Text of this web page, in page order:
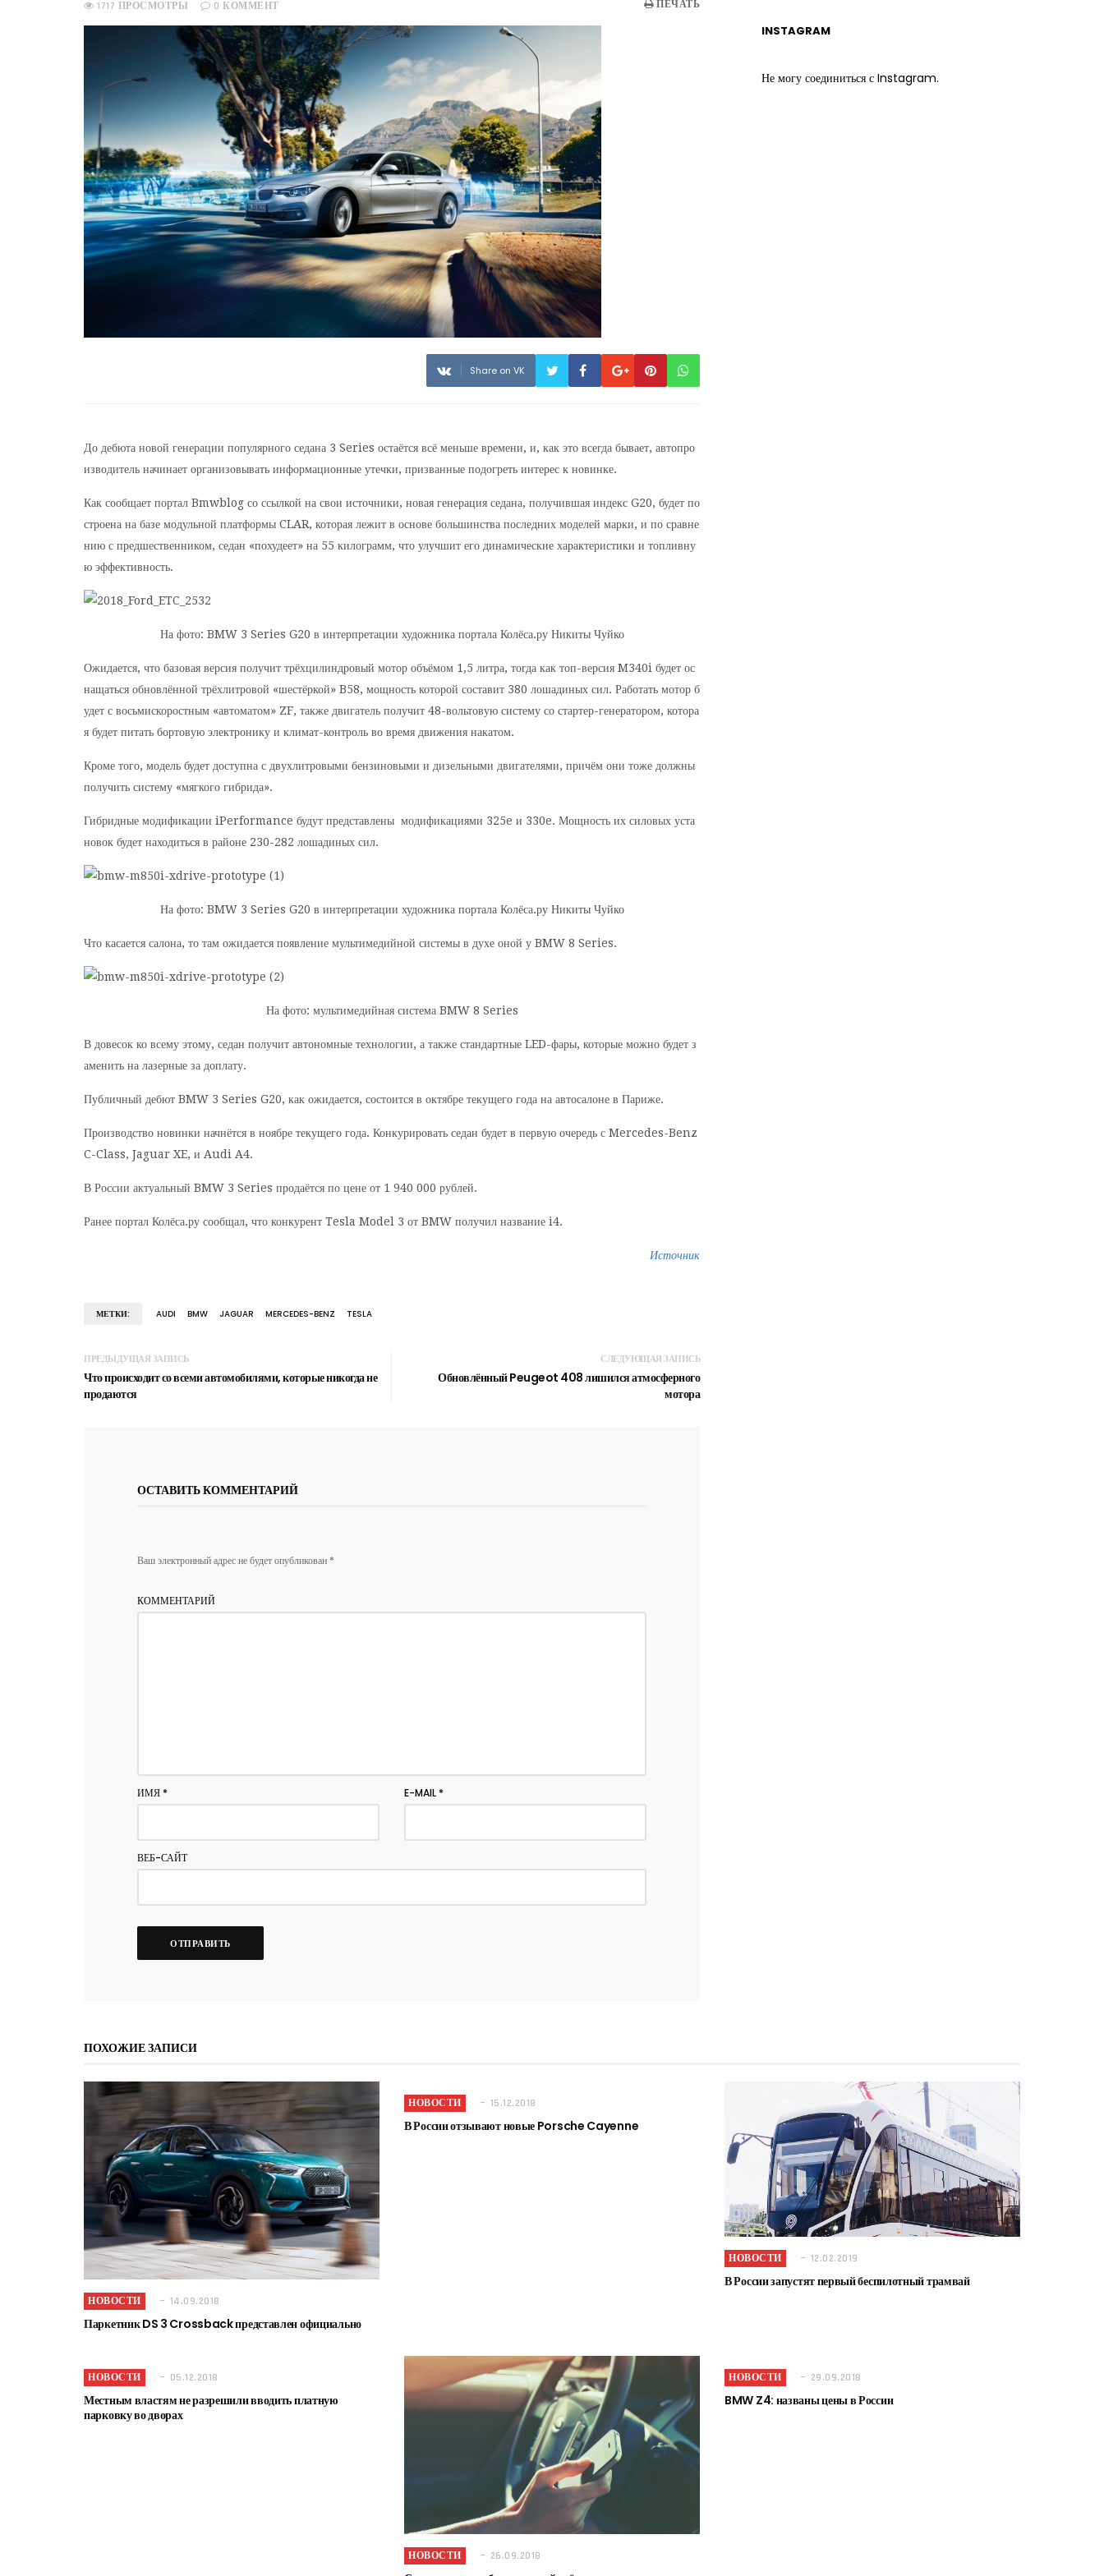
1717 ПРОСМОТРЫ 0 КОММЕНТ ПЕЧАТЬ
Share on VK
До дебюта новой генерации популярного седана 3 Series остаётся всё меньше времени, и, как это всегда бывает, автопро
изводитель начинает организовывать информационные утечки, призванные подогреть интерес к новинке.
Как сообщает портал Bmwblog со ссылкой на свои источники, новая генерация седана, получившая индекс G20, будет по
строена на базе модульной платформы CLAR, которая лежит в основе большинства последних моделей марки, и по сравне
нию с предшественником, седан «похудеет» на 55 килограмм, что улучшит его динамические характеристики и топливну
ю эффективность.
На фото: BMW 3 Series G20 в интерпретации художника портала Колёса.ру Никиты Чуйко
Ожидается, что базовая версия получит трёхцилиндровый мотор объёмом 1,5 литра, тогда как топ-версия M340i будет ос
нащаться обновлённой трёхлитровой «шестёркой» B58, мощность которой составит 380 лошадиных сил. Работать мотор б
удет с восьмискоростным «автоматом» ZF, также двигатель получит 48-вольтовую систему со стартер-генератором, котора
я будет питать бортовую электронику и климат-контроль во время движения накатом.
Кроме того, модель будет доступна с двухлитровыми бензиновыми и дизельными двигателями, причём они тоже должны
получить систему «мягкого гибрида».
Гибридные модификации iPerformance будут представлены модификациями 325e и 330e. Мощность их силовых уста
новок будет находиться в районе 230-282 лошадиных сил.
На фото: BMW 3 Series G20 в интерпретации художника портала Колёса.ру Никиты Чуйко
Что касается салона, то там ожидается появление мультимедийной системы в духе оной у BMW 8 Series.
На фото: мультимедийная система BMW 8 Series
В довесок ко всему этому, седан получит автономные технологии, а также стандартные LED-фары, которые можно будет з
аменить на лазерные за доплату.
Публичный дебют BMW 3 Series G20, как ожидается, состоится в октябре текущего года на автосалоне в Париже.
Производство новинки начнётся в ноябре текущего года. Конкурировать седан будет в первую очередь с Mercedes-Benz
C-Class, Jaguar XE, и Audi A4.
В России актуальный BMW 3 Series продаётся по цене от 1 940 000 рублей.
Ранее портал Колёса.ру сообщал, что конкурент Tesla Model 3 от BMW получил название i4.
Источник
МЕТКИ: AUDI BMW JAGUAR MERCEDES-BENZ TESLA
ПРЕДЫДУЩАЯ ЗАПИСЬ
Что происходит со всеми автомобилями, которые никогда не
продаются
СЛЕДУЮЩАЯ ЗАПИСЬ
Обновлённый Peugeot 408 лишился атмосферного
мотора
ОСТАВИТЬ КОММЕНТАРИЙ
Ваш электронный адрес не будет опубликован *
КОММЕНТАРИЙ
ИМЯ * E-MAIL *
ВЕБ-САЙТ
INSTAGRAM
Не могу соединиться с Instagram.
ПОХОЖИЕ ЗАПИСИ
НОВОСТИ 14.09.2018
Паркетник DS 3 Crossback представлен официально
НОВОСТИ 15.12.2018
В России отзывают новые Porsche Cayenne
НОВОСТИ 12.02.2019
В России запустят первый беспилотный трамвай
НОВОСТИ 05.12.2018
Местным властям не разрешили вводить платную
парковку во дворах
НОВОСТИ 26.09.2018
НОВОСТИ 29.09.2018
BMW Z4: названы цены в России